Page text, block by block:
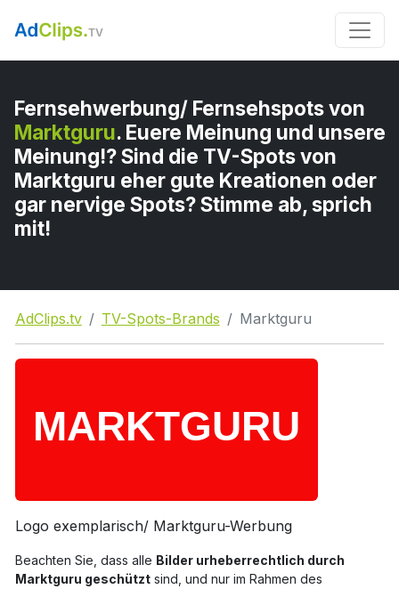
Fernsehwerbung/ Fernsehspots von
Marktguru. Euere Meinung und unsere
Meinung!? Sind die TV-Spots von
Marktguru eher gute Kreationen oder
gar nervige Spots? Stimme ab, sprich
mit!
AdClips.tv TV-Spots-Brands Marktguru
Logo exemplarisch/ Marktguru-Werbung
Beachten Sie, dass alle Bilder urheberrechtlich durch
Marktguru geschütztsind, und nur im Rahmen des